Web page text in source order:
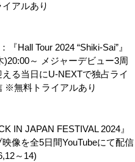
アルあり
『Hall Tour 2024 “Shiki-Sai”』
)20:00～ メジャーデビュー3周
える当日にU-NEXTで独占ライ
※無料トライアルあり
IN JAPAN FESTIVAL 2024』
映像を全5日間YouTubeにて配信
～14)